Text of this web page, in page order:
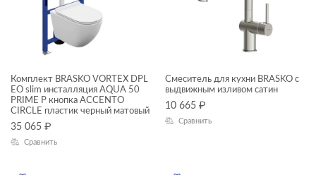
Комплект BRASKO VORTEX DPL
EO slim инсталляция AQUA 50
PRIME P кнопка ACCENTO
CIRCLE пластик черный матовый
35 065 ₽
Сравнить
Смеситель для кухни BRASKO с
выдвижным изливом сатин
10 665 ₽
Сравнить